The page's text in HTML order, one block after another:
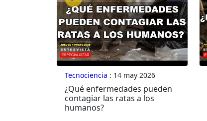
Tecnociencia : 14 may 2026
¿Qué enfermedades pueden
contagiar las ratas a los
humanos?